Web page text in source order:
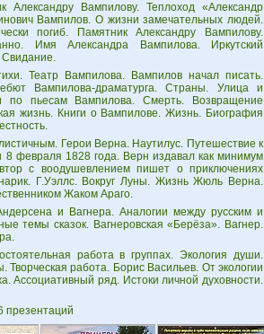
Вампилову. Теплоход «Александр
Вампилов. О жизни замечательных людей.
погиб. Памятник Александру Вампилову.
Имя Александра Вампилова. Иркутский
Свидание.
Театр Вампилова. Вампилов начал писать.
Вампилова-драматурга. Страны. Улица и
по пьесам Вампилова. Смерть. Возвращение
жизнь. Книги о Вампилове. Жизнь. Биография
Герои Верна. Наутилус. Путешествие к
февраля 1828 года. Верн издавал как минимум
с воодушевлением пишет о приключениях
Г.Уэллс. Вокруг Луны. Жизнь Жюль Верна.
Жаком Араго.
и Вагнера. Аналогии между русским и
темы сказок. Вагнеровская «Берёза». Вагнер.
работа в группах. Экология души.
работа. Борис Васильев. От экологии
Ассоциативный ряд. Истоки личной духовности.
презентаций